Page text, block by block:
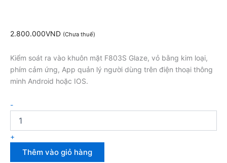
2.800.000VND (Chưa thuế)
Kiểm soát ra vào khuôn mặt F803S Glaze, vỏ bằng kim loại,
phím cảm ứng, App quản lý người dùng trên điện thoại thông
minh Android hoặc IOS.
-
+
Thêm vào giỏ hàng